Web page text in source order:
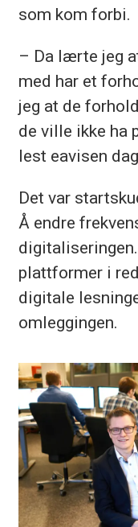
som kom forbi.
– Da lærte jeg
med har et
jeg at de
de ville ikke ha
lest eavisen
Det var
Å endre
plattformer i
digitale
omleggingen.